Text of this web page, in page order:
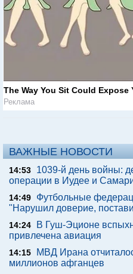
The Way You Sit Could Expose
Реклама
ВАЖНЫЕ НОВОСТИ
14:53
1039-й день войны:
операции в Иудее и
14:49
Футбольные
"Нарушил доверие,
14:24
В Гуш-Эционе
привлечена авиация
14:15
МВД Ирана
миллионов афганцев